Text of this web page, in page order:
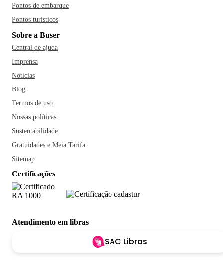
Pontos de embarque
Pontos turísticos
Sobre a Buser
Central de ajuda
Imprensa
Notícias
Blog
Termos de uso
Nossas políticas
Sustentabilidade
Gratuidades e Meia Tarifa
Sitemap
Certificações
Atendimento em libras
SAC Libras